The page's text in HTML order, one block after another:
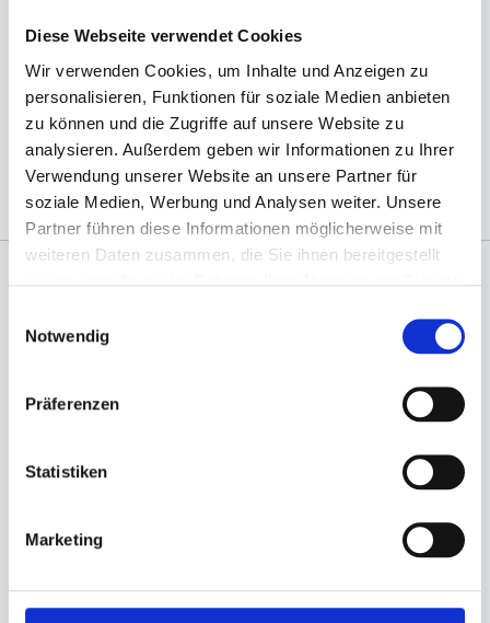
Diese Webseite verwendet Cookies
Wir verwenden Cookies, um Inhalte und Anzeigen zu
personalisieren, Funktionen für soziale Medien anbieten
zu können und die Zugriffe auf unsere Website zu
analysieren. Außerdem geben wir Informationen zu Ihrer
Verwendung unserer Website an unsere Partner für
soziale Medien, Werbung und Analysen weiter. Unsere
Partner führen diese Informationen möglicherweise mit
weiteren Daten zusammen, die Sie ihnen bereitgestellt
Notwendig
Präferenzen
Statistiken
Marketing
(Abb. evtl. ähnlich, ggf. ohne Dekoration)
Produktsicherheitsverordnung:
packpack.de GmbH, Am
Bullhamm 24-26, D-26441 Jever, info@packpack.de
Sie könnten auch an folgenden Artikeln
interessiert sein